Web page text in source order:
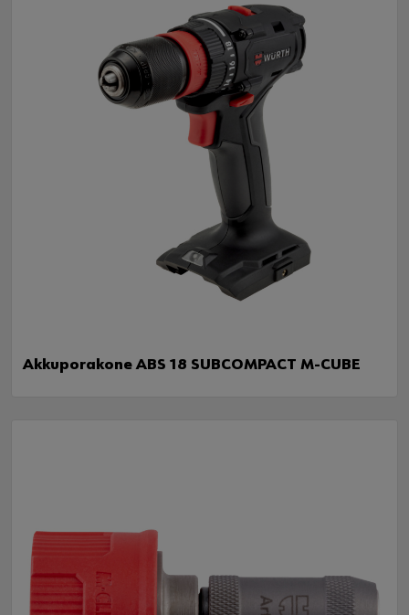
Akkuporakone ABS 18 SUBCOMPACT M-CUBE